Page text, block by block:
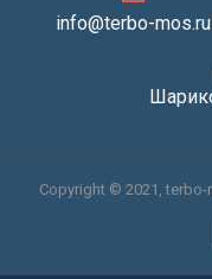
info@terbo-mos.ru
Copyright © 2021,